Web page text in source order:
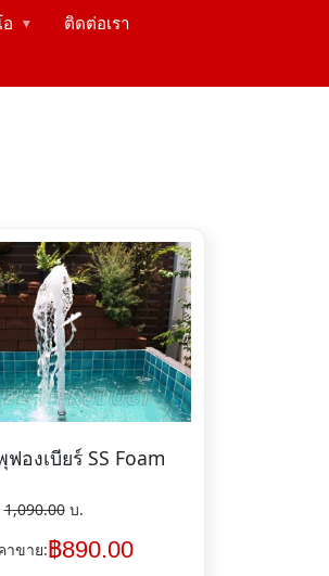
▶ ติดต่อเรา
องเบียร์ SS Foam
1,090.00บ.
าขาย:฿890.00